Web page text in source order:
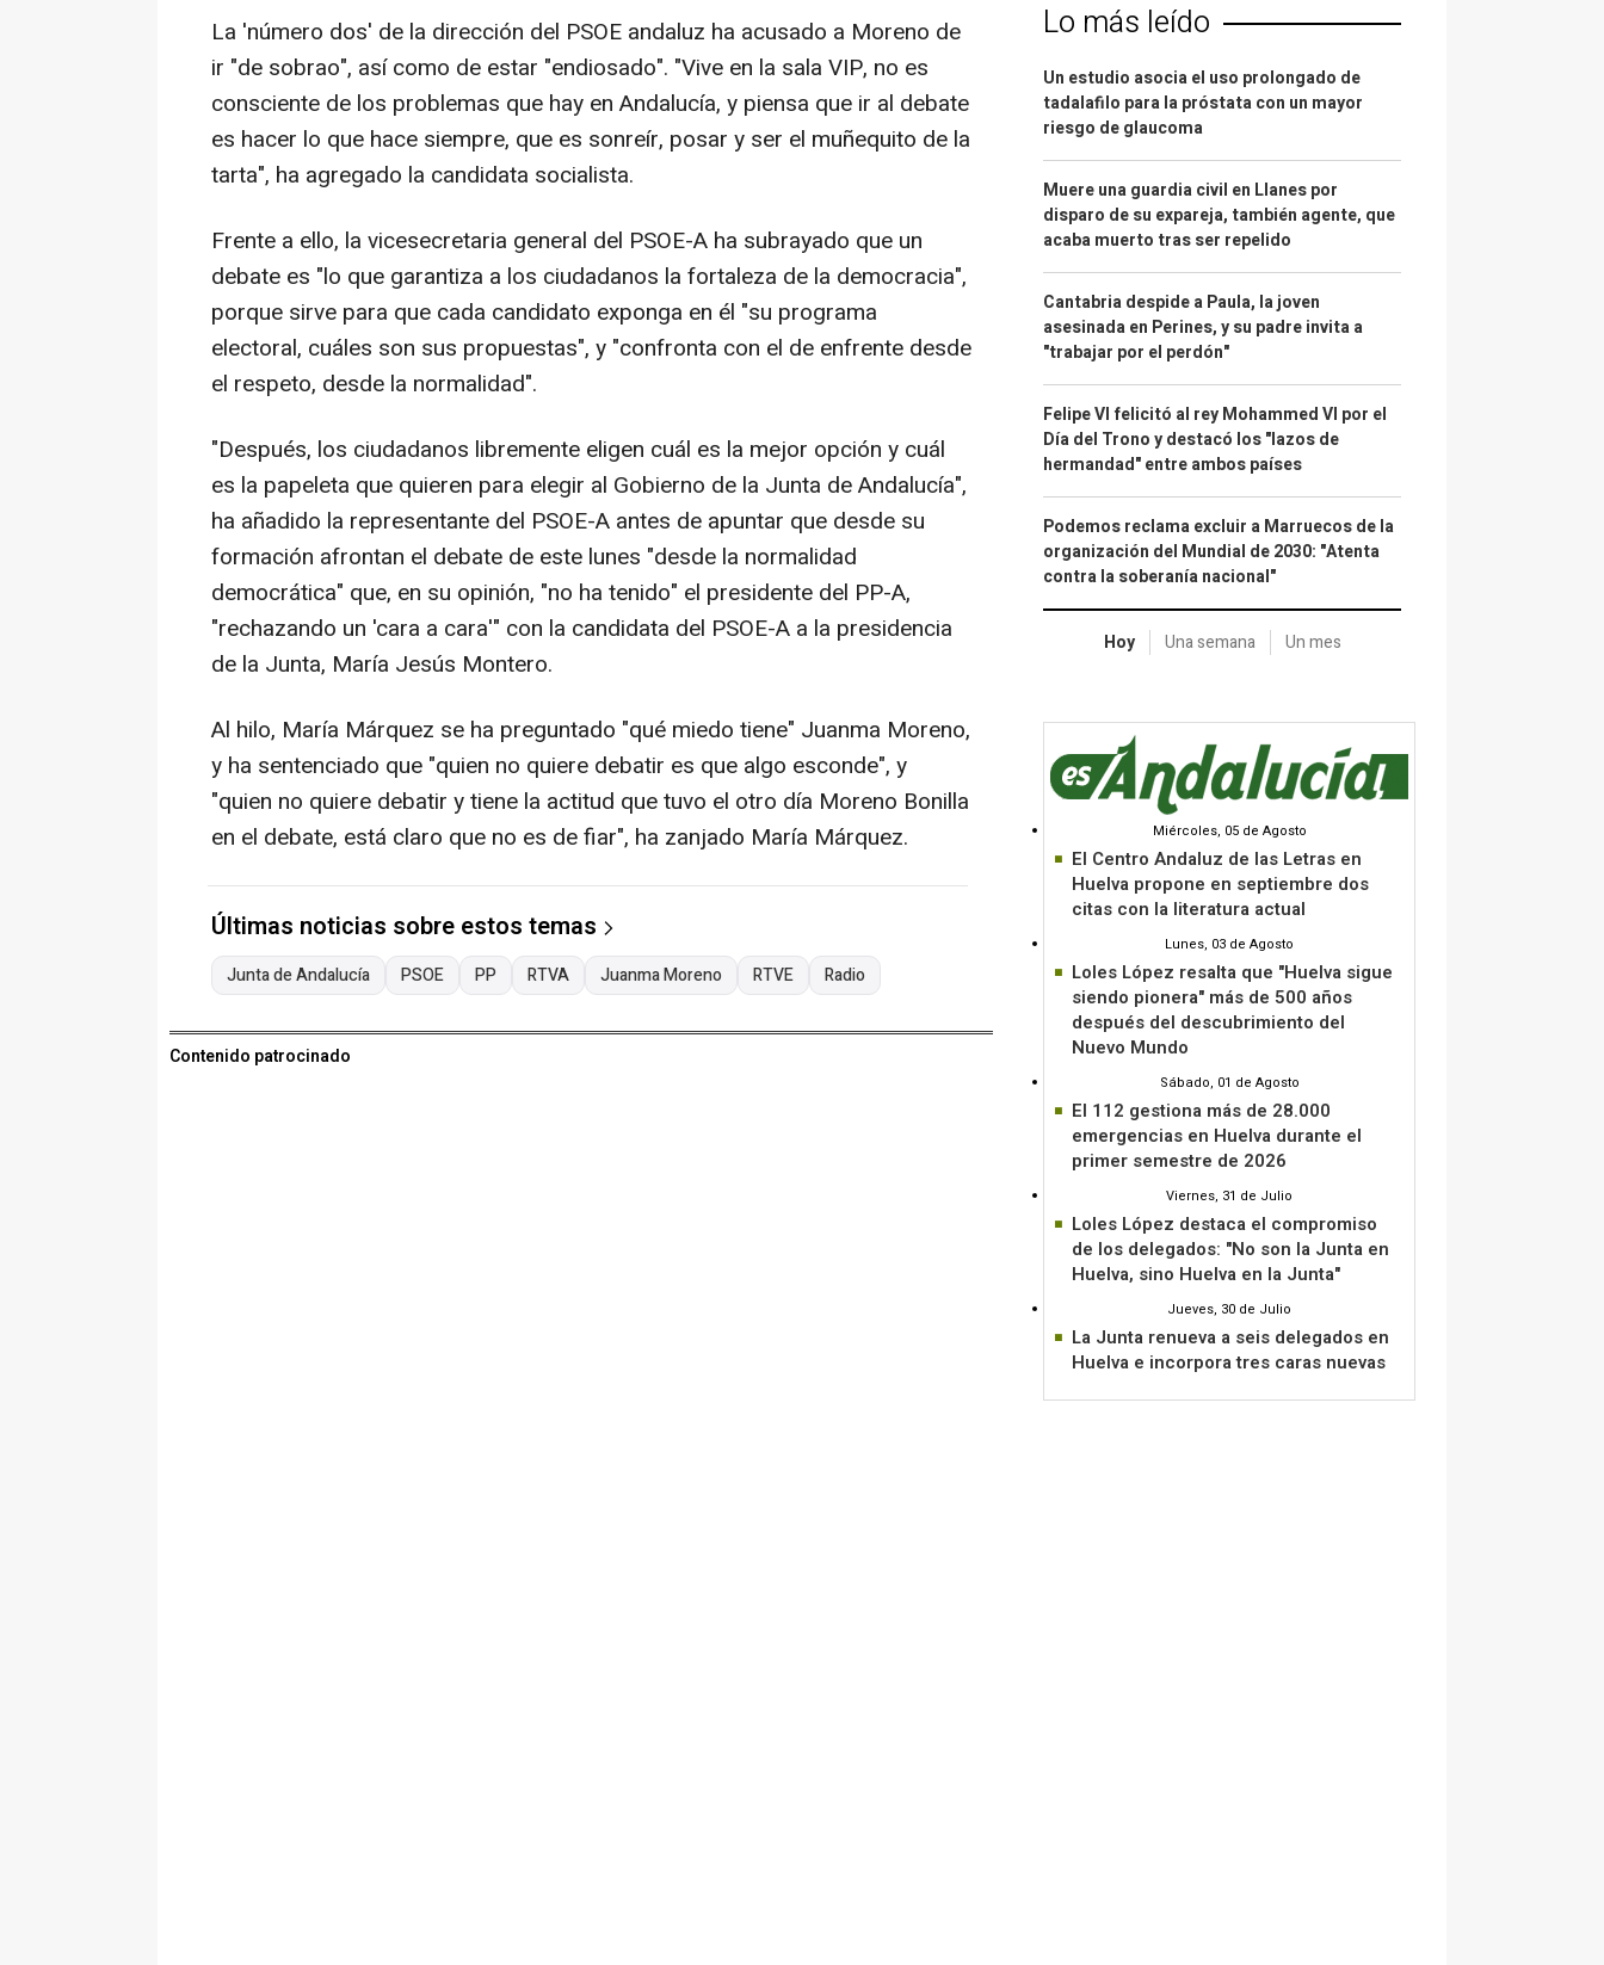
La 'número dos' de la dirección del PSOE andaluz ha acusado a Moreno de
ir "de sobrao", así como de estar "endiosado". "Vive en la sala VIP, no es
consciente de los problemas que hay en Andalucía, y piensa que ir al debate
es hacer lo que hace siempre, que es sonreír, posar y ser el muñequito de la
tarta", ha agregado la candidata socialista.
Frente a ello, la vicesecretaria general del PSOE-A ha subrayado que un
debate es "lo que garantiza a los ciudadanos la fortaleza de la democracia",
porque sirve para que cada candidato exponga en él "su programa
electoral, cuáles son sus propuestas", y "confronta con el de enfrente desde
el respeto, desde la normalidad".
"Después, los ciudadanos libremente eligen cuál es la mejor opción y cuál
es la papeleta que quieren para elegir al Gobierno de la Junta de Andalucía",
ha añadido la representante del PSOE-A antes de apuntar que desde su
formación afrontan el debate de este lunes "desde la normalidad
democrática" que, en su opinión, "no ha tenido" el presidente del PP-A,
"rechazando un 'cara a cara'" con la candidata del PSOE-A a la presidencia
de la Junta, María Jesús Montero.
Al hilo, María Márquez se ha preguntado "qué miedo tiene" Juanma Moreno,
y ha sentenciado que "quien no quiere debatir es que algo esconde", y
"quien no quiere debatir y tiene la actitud que tuvo el otro día Moreno Bonilla
en el debate, está claro que no es de fiar", ha zanjado María Márquez.
Últimas noticias sobre estos temas
Junta de Andalucía PSOE PP RTVA Juanma Moreno RTVE Radio
Contenido patrocinado
Lo más leído
Un estudio asocia el uso prolongado de
tadalafilo para la próstata con un mayor
riesgo de glaucoma
Muere una guardia civil en Llanes por
disparo de su expareja, también agente, que
acaba muerto tras ser repelido
Cantabria despide a Paula, la joven
asesinada en Perines, y su padre invita a
"trabajar por el perdón"
Felipe VI felicitó al rey Mohammed VI por el
Día del Trono y destacó los "lazos de
hermandad" entre ambos países
Podemos reclama excluir a Marruecos de la
organización del Mundial de 2030: "Atenta
contra la soberanía nacional"
Hoy Una semana Un mes
Miércoles, 05 de Agosto
El Centro Andaluz de las Letras en
Huelva propone en septiembre dos
citas con la literatura actual
Lunes, 03 de Agosto
Loles López resalta que "Huelva sigue
siendo pionera" más de 500 años
después del descubrimiento del
Nuevo Mundo
Sábado, 01 de Agosto
El 112 gestiona más de 28.000
emergencias en Huelva durante el
primer semestre de 2026
Viernes, 31 de Julio
Loles López destaca el compromiso
de los delegados: "No son la Junta en
Huelva, sino Huelva en la Junta"
Jueves, 30 de Julio
La Junta renueva a seis delegados en
Huelva e incorpora tres caras nuevas